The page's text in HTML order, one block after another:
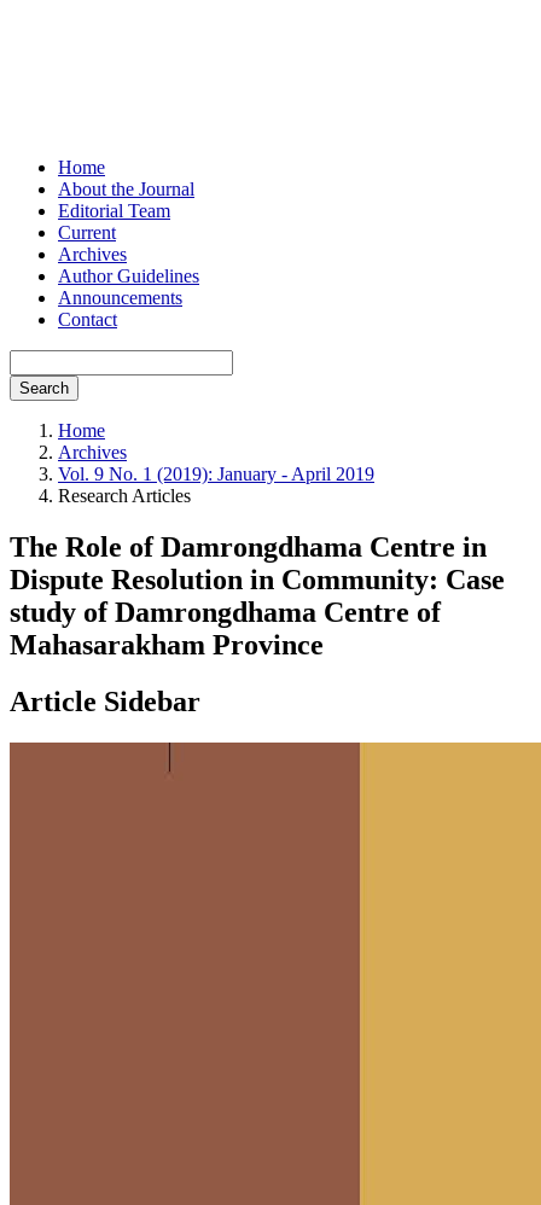
Home
About the Journal
Editorial Team
Current
Archives
Author Guidelines
Announcements
Contact
Search
Home
Archives
Vol. 9 No. 1 (2019): January - April 2019
Research Articles
The Role of Damrongdhama Centre in
Dispute Resolution in Community: Case
study of Damrongdhama Centre of
Mahasarakham Province
Article Sidebar